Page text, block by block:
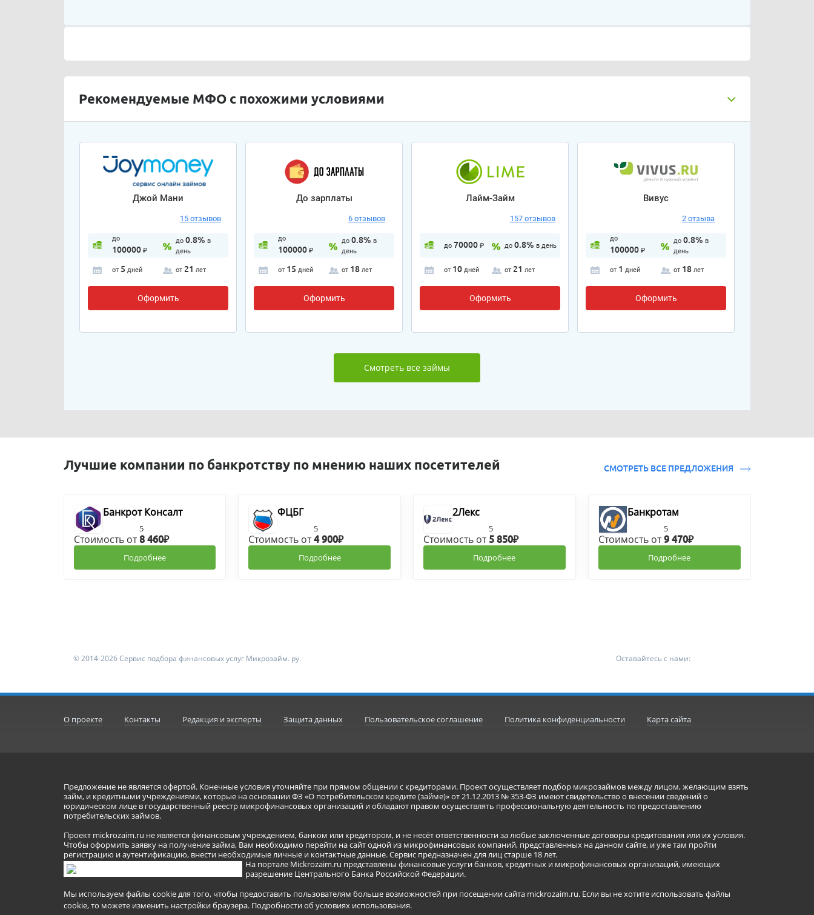
Рекомендуемые МФО с похожими условиями
Джой Мани
15 отзывов
до
100000₽
до 0.8% в
день
от 5 дней от 21 лет
Оформить
До зарплаты
6 отзывов
до
100000₽
до 0.8% в
день
от 15 дней от 18 лет
Оформить
Лайм-Займ
157 отзывов
до 70000₽ до 0.8% в день
от 10 дней от 21 лет
Оформить
Вивус
2 отзыва
до
100000₽
до 0.8% в
день
от 1 дней от 18 лет
Оформить
Смотреть все займы
Лучшие компании по банкротству по мнению наших посетителей СМОТРЕТЬ ВСЕ ПРЕДЛОЖЕНИЯ
Банкрот Консалт
5
Стоимость от8 460₽
Подробнее
ФЦБГ
5
Стоимость от4 900₽
Подробнее
2Лекс
5
Стоимость от 5 850₽
Подробнее
Банкротам
5
Стоимость от9 470₽
Подробнее
© 2014-2026 Сервис подбора финансовых услуг Микрозайм. ру. Оставайтесь с нами:
О проекте Контакты Редакция и эксперты Защита данных Пользовательское соглашение Политика конфиденциальности Карта сайта
Предложение не является офертой. Конечные условия уточняйте при прямом общении с кредиторами. Проект осуществляет подбор микрозаймов между лицом, желающим взять
займ, и кредитными учреждениями, которые на основании ФЗ «О потребительском кредите (займе)» от 21.12.2013 № 353-ФЗ имеют свидетельство о внесении сведений о
юридическом лице в государственный реестр микрофинансовых организаций и обладают правом осуществлять профессиональную деятельность по предоставлению
потребительских займов.
Проект mickrozaim.ru не является финансовым учреждением, банком или кредитором, и не несёт ответственности за любые заключенные договоры кредитования или их условия.
Чтобы оформить заявку на получение займа, Вам необходимо перейти на сайт одной из микрофинансовых компаний, представленных на данном сайте, и уже там пройти
регистрацию и аутентификацию, внести необходимые личные и контактные данные. Сервис предназначен для лиц старше 18 лет.
На портале Mickrozaim.ru представлены финансовые услуги банков, кредитных и микрофинансовых организаций, имеющих
разрешение Центрального Банка Российской Федерации.
Мы используем файлы cookie для того, чтобы предоставить пользователям больше возможностей при посещении сайта mickrozaim.ru. Если вы не хотите использовать файлы
cookie, то можете изменить настройки браузера. Подробности об условиях использования.